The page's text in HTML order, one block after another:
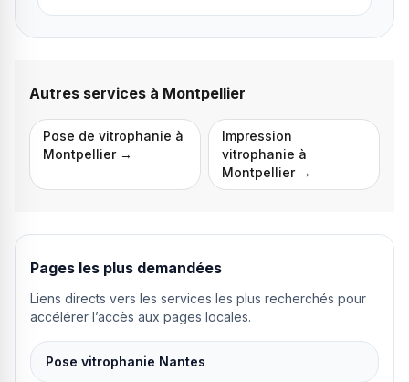
Autres services à Montpellier
Pose de vitrophanie à
Montpellier→
Impression
vitrophanie à
Montpellier→
Pages les plus demandées
Liens directs vers les services les plus recherchés pour
accélérer l’accès aux pages locales.
Pose vitrophanie Nantes